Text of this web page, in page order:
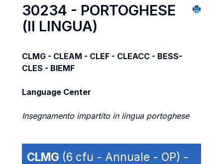
30234 - PORTOGHESE
(II LINGUA)
CLMG - CLEAM - CLEF - CLEACC - BESS-
CLES - BIEMF
Language Center
Insegnamento impartito in lingua portoghese
CLMG (6 cfu - Annuale - OP) -